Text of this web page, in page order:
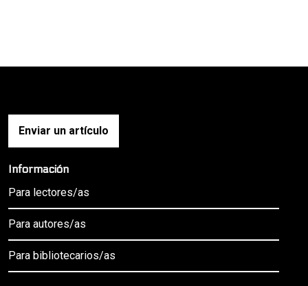
Enviar un artículo
Información
Para lectores/as
Para autores/as
Para bibliotecarios/as